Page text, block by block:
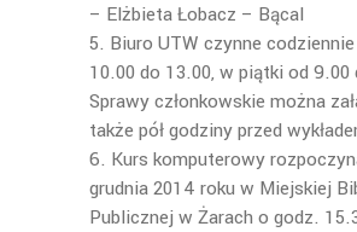
– Elżbieta Łobacz – Bącal
5. Biuro UTW czynne
10.00 do 13.00, w piątki od 9.00
Sprawy członkowskie można
także pół godziny przed
6. Kurs komputerowy
grudnia 2014 roku w Miejskiej
Publicznej w Żarach o godz.